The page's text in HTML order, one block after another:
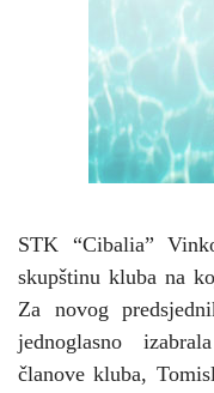
STK “Cibalia”
skupštinu kluba na
Za novog
jednoglasno
članove kluba,